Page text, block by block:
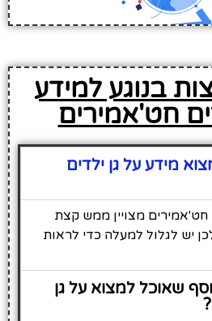
בנוגע למידע
חט'אמירים
מידע על גן ילדים
חט'אמירים מצויין ממש קצת
יש לגלול למעלה כדי לראות
שאוכל למצוא על גן